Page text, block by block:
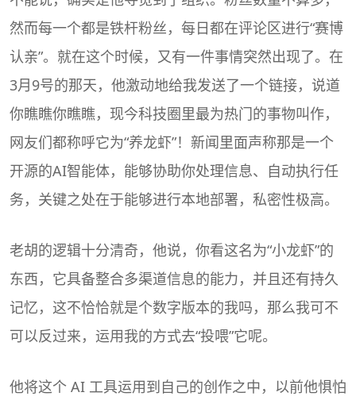
然而每一个都是铁杆粉丝，每日都在评论区进行“赛博
认亲”。就在这个时候，又有一件事情突然出现了。在
3月9号的那天，他激动地给我发送了一个链接，说道
你瞧瞧你瞧瞧，现今科技圈里最为热门的事物叫作，
网友们都称呼它为“养龙虾”！新闻里面声称那是一个
开源的AI智能体，能够协助你处理信息、自动执行任
务，关键之处在于能够进行本地部署，私密性极高。
老胡的逻辑十分清奇，他说，你看这名为“小龙虾”的
东西，它具备整合多渠道信息的能力，并且还有持久
记忆，这不恰恰就是个数字版本的我吗，那么我可不
可以反过来，运用我的方式去“投喂”它呢。
他将这个 AI 工具运用到自己的创作之中，以前他惧怕